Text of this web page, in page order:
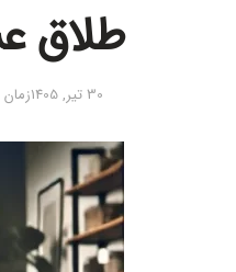
طلاق
30 تیر, 1405 زمان